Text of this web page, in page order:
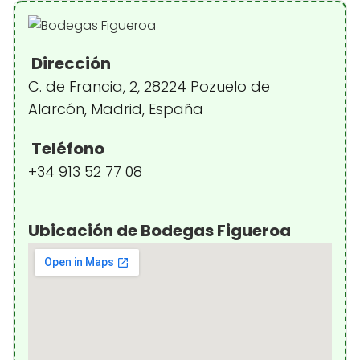
Dirección
C. de Francia, 2, 28224 Pozuelo de
Alarcón, Madrid, España
Teléfono
+34 913 52 77 08
Ubicación de Bodegas Figueroa